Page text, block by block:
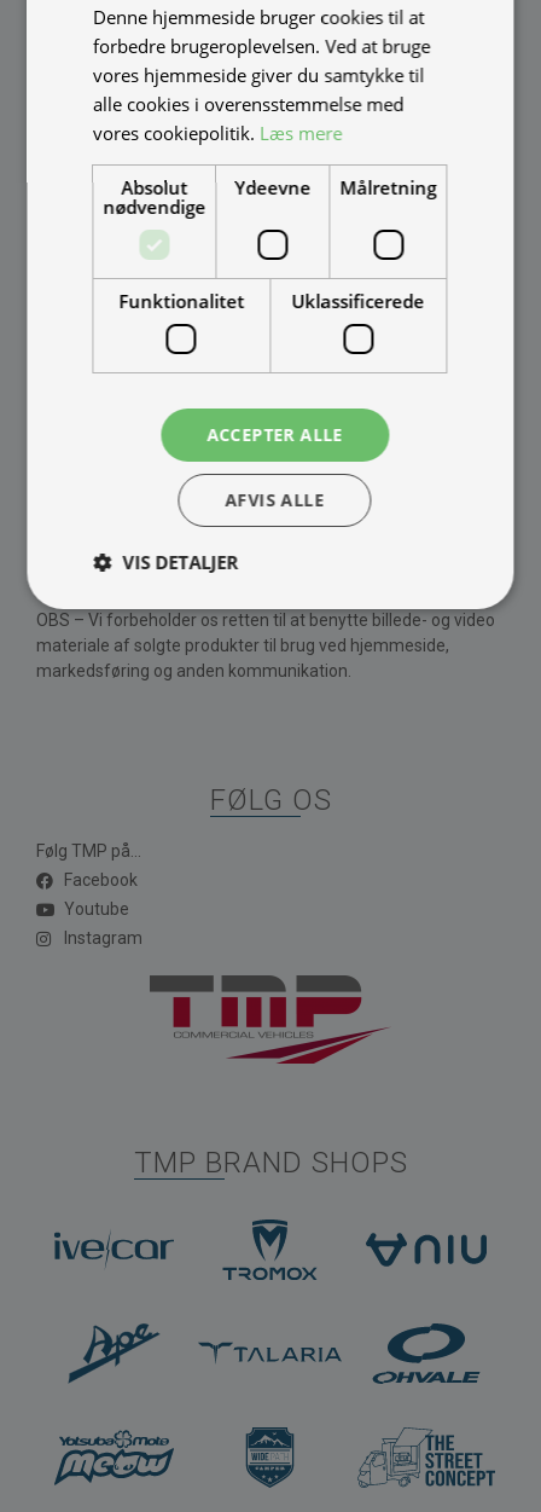
info@tmp.dk
+45 97 74 07 33
tmp.dk
CVR: 29625425
09:00 - 15:30
Weekend
INFORMATION
Privatlivspolitik
OBS – Vi forbeholder os retten til at benytte billede- og video
materiale af solgte produkter til brug ved hjemmeside,
markedsføring og anden kommunikation.
FØLG OS
Følg TMP på...
Facebook
Youtube
Instagram
TMP BRAND SHOPS
Denne hjemmeside bruger cookies til at
forbedre brugeroplevelsen. Ved at bruge
vores hjemmeside giver du samtykke til
alle cookies i overensstemmelse med
vores cookiepolitik. Læs mere
Absolut
nødvendige
Ydeevne Målretning
Funktionalitet Uklassificerede
ACCEPTER ALLE
AFVIS ALLE
VIS DETALJER